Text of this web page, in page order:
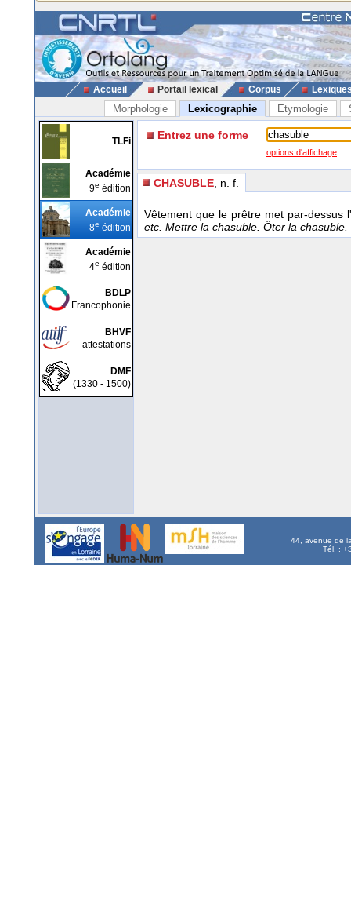
Accueil Portail lexical Corpus
Morphologie Lexicographie Etymologie
TLFi
Académie
9e édition
Académie
8e édition
Académie
4e édition
BDLP
Francophonie
BHVF
attestations
DMF
(1330 - 1500)
Entrez une forme
options d'affichage
CHASUBLE , n. f.
Vêtement que le prêtre met par-
etc. Mettre la chasuble. Ôter la chasuble.
44, avenue de
Tél. :